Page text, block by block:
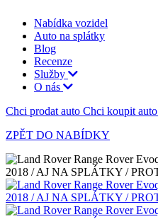
Nabídka vozidel
Auto na splátky
Blog
Recenze
Služby
O nás
Chci prodat auto Chci koupit auto
ZPĚT DO NABÍDKY